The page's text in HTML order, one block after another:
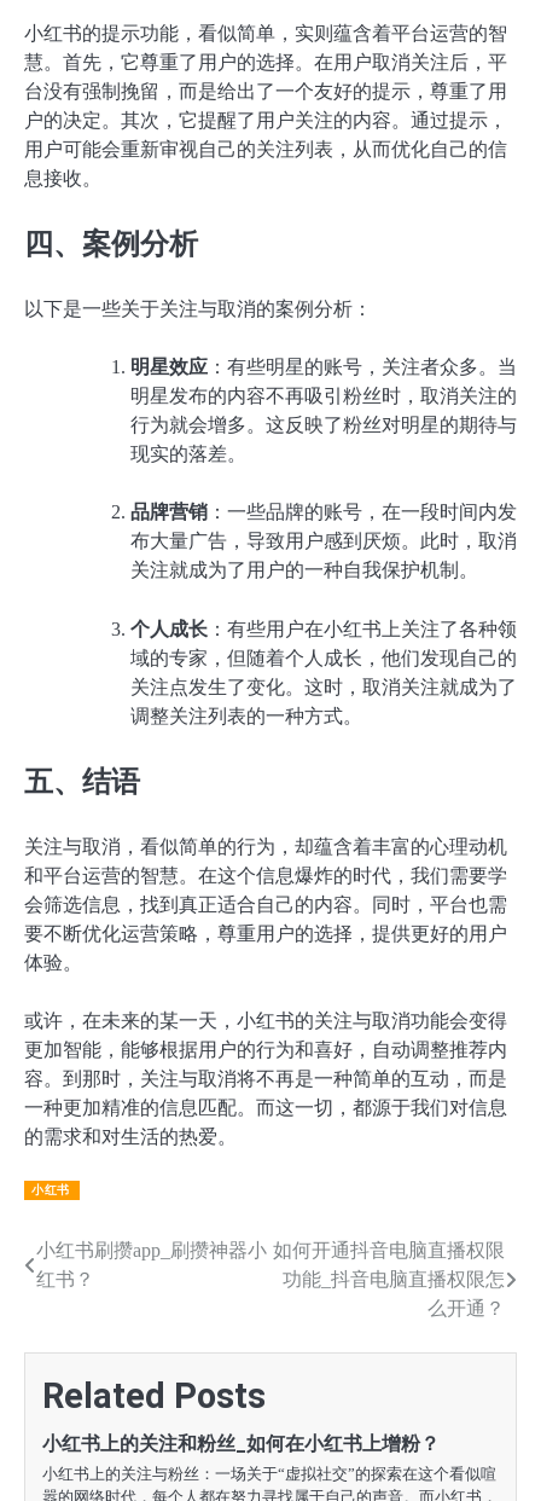
小红书的提示功能，看似简单，实则蕴含着平台运营的智
慧。首先，它尊重了用户的选择。在用户取消关注后，平
台没有强制挽留，而是给出了一个友好的提示，尊重了用
户的决定。其次，它提醒了用户关注的内容。通过提示，
用户可能会重新审视自己的关注列表，从而优化自己的信
息接收。
四、案例分析
以下是一些关于关注与取消的案例分析：
明星效应 ：有些明星的账号，关注者众多。当
明星发布的内容不再吸引粉丝时，取消关注的
行为就会增多。这反映了粉丝对明星的期待与
现实的落差。
品牌营销 ：一些品牌的账号，在一段时间内发
布大量广告，导致用户感到厌烦。此时，取消
关注就成为了用户的一种自我保护机制。
个人成长 ：有些用户在小红书上关注了各种领
域的专家，但随着个人成长，他们发现自己的
关注点发生了变化。这时，取消关注就成为了
调整关注列表的一种方式。
五、结语
关注与取消，看似简单的行为，却蕴含着丰富的心理动机
和平台运营的智慧。在这个信息爆炸的时代，我们需要学
会筛选信息，找到真正适合自己的内容。同时，平台也需
要不断优化运营策略，尊重用户的选择，提供更好的用户
体验。
或许，在未来的某一天，小红书的关注与取消功能会变得
更加智能，能够根据用户的行为和喜好，自动调整推荐内
容。到那时，关注与取消将不再是一种简单的互动，而是
一种更加精准的信息匹配。而这一切，都源于我们对信息
的需求和对生活的热爱。
小红书
文
章
航
小红书刷攒app_刷攒神器小
红书？
如何开通抖音电脑直播权限
功能_抖音电脑直播权限怎
么开通？
Related Posts
小红书上的关注和粉丝_如何在小红书上增粉？
小红书上的关注与粉丝：一场关于“虚拟社交”的探索在这个看似喧
嚣的网络时代，每个人都在努力寻找属于自己的声音。而小红书，